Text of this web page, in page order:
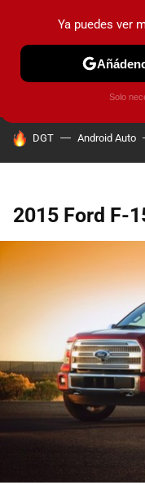
PRUEBAS COCHES
HOY SE HABLA DE
DGT Android Auto
2015 Ford F-
Ya puedes ver
Solo